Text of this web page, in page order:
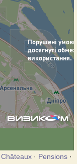
Châteaux · Pensions ·